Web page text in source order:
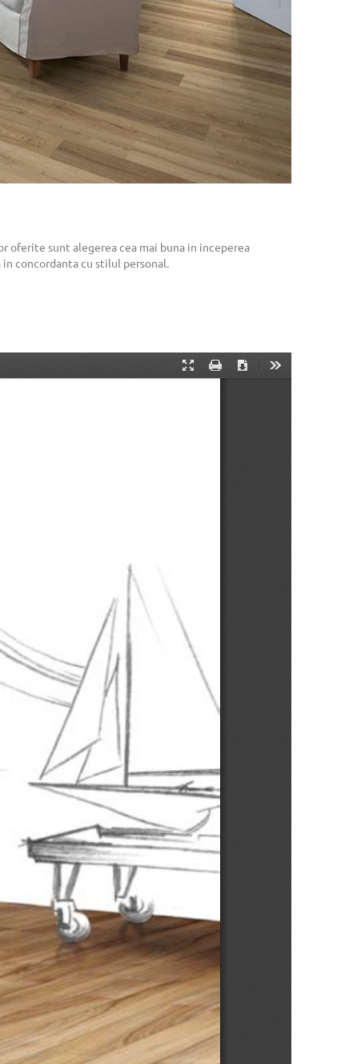
oferite sunt alegerea cea mai buna in inceperea
concordanta cu stilul personal.